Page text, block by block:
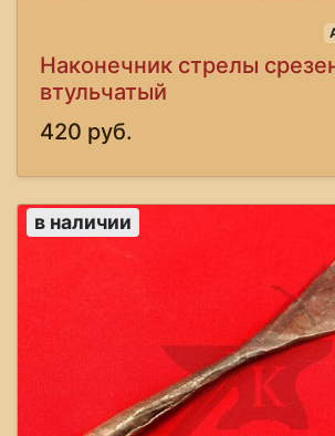
Наконечник стрелы
втульчатый
420 руб.
в наличии